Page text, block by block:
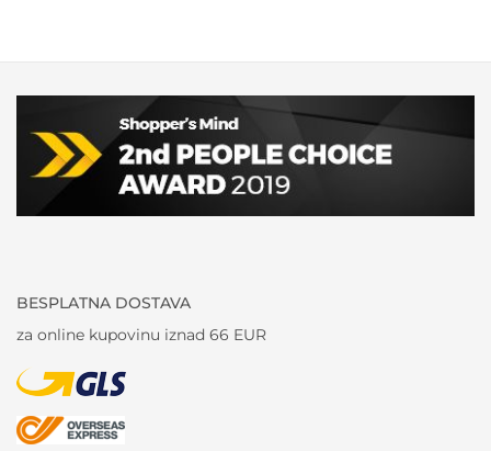
BESPLATNA DOSTAVA
za online kupovinu iznad 66 EUR